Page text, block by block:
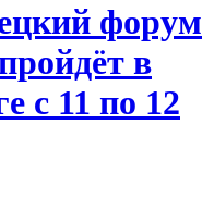
форум
в
с 11 по 12